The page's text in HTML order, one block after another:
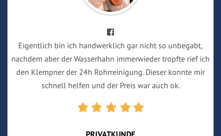
Eigentlich bin ich handwerklich gar nicht so unbegabt,
nachdem aber der Wasserhahn immerwieder tropfte rief ich
den Klempner der 24h Rohrreinigung. Dieser konnte mir
schnell helfen und der Preis war auch ok.